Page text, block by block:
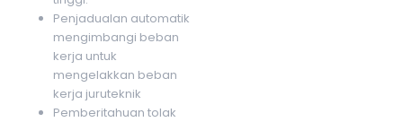
Penjadualan automatik
mengimbangi beban
kerja untuk
mengelakkan beban
kerja juruteknik
Pemberitahuan tolak